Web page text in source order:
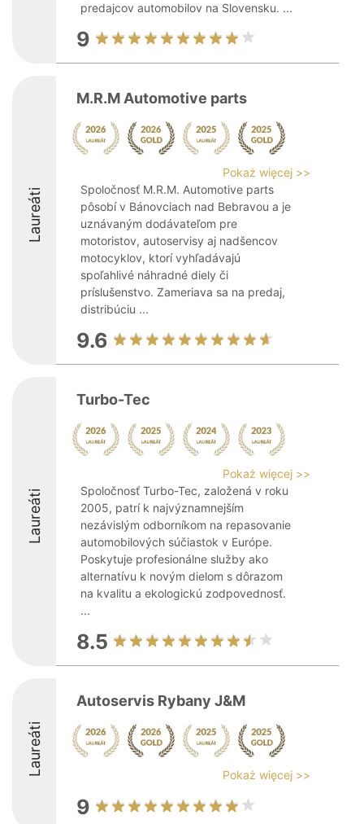
predajcov automobilov na Slovensku. ...
9
Laureáti
M.R.M Automotive parts
Pokaż więcej >>
Spoločnosť M.R.M. Automotive parts
pôsobí v Bánovciach nad Bebravou a je
uznávaným dodávateľom pre
motoristov, autoservisy aj nadšencov
motocyklov, ktorí vyhľadávajú
spoľahlivé náhradné diely či
príslušenstvo. Zameriava sa na predaj,
distribúciu ...
9.6
Laureáti
Turbo-Tec
Pokaż więcej >>
Spoločnosť Turbo-Tec, založená v roku
2005, patrí k najvýznamnejším
nezávislým odborníkom na repasovanie
automobilových súčiastok v Európe.
Poskytuje profesionálne služby ako
alternatívu k novým dielom s dôrazom
na kvalitu a ekologickú zodpovednosť.
...
8.5
Laureáti
Autoservis Rybany J&M
Pokaż więcej >>
9